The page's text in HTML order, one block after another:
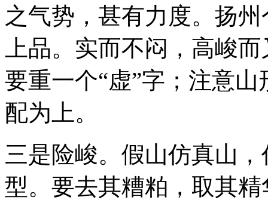
之气势，甚有力度。扬
上品。实而不闷，高峻
要重一个“虚”字；注意
配为上。
三是险峻。假山仿真山
型。要去其糟粕，取其